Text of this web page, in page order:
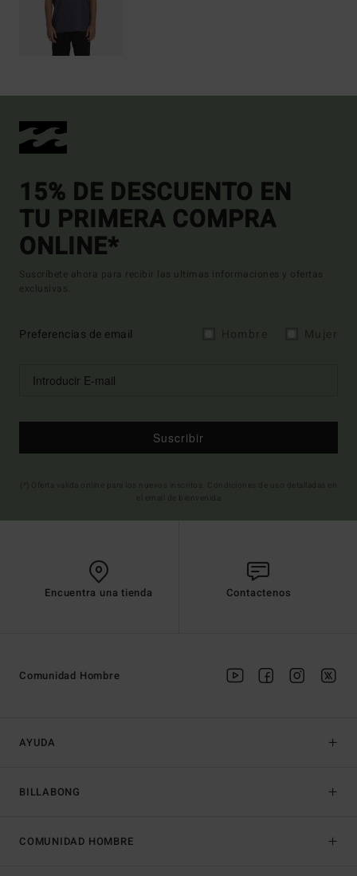
15% DE DESCUENTO EN
TU PRIMERA COMPRA
ONLINE*
Suscríbete ahora para recibir las ultimas informaciones y ofertas
exclusivas.
Preferencias de email
Suscribir
Encuentra una tienda Contactenos
AYUDA
BILLABONG
Comunidad Hombre
COMUNIDAD HOMBRE